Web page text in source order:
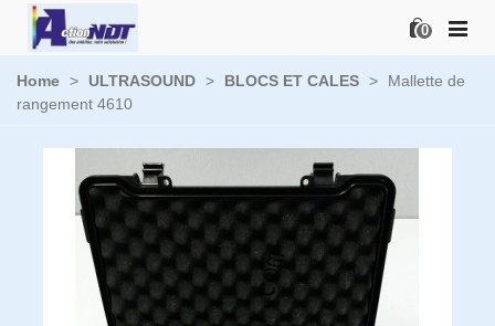
0
Home > ULTRASOUND > BLOCS ET CALES >
Mallette de
rangement 4610